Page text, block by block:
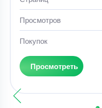
Просмотров
Покупок
Просмотреть